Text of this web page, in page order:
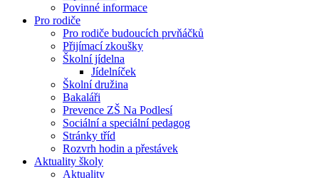
Povinné informace
Pro rodiče
Pro rodiče budoucích prvňáčků
Přijímací zkoušky
Školní jídelna
Jídelníček
Školní družina
Bakaláři
Prevence ZŠ Na Podlesí
Sociální a speciální pedagog
Stránky tříd
Rozvrh hodin a přestávek
Aktuality školy
Aktuality